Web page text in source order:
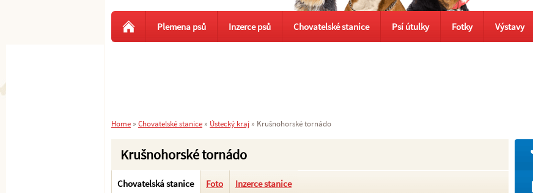
Krušnohorské tornádo
Chovatelská stanice Foto Inzerce stanice
Plemena psů Inzerce psů Chovatelské stanice Psí útulky Fotky Výstavy
Home » Chovatelské stanice » Ústecký kraj » Krušnohorské tornádo